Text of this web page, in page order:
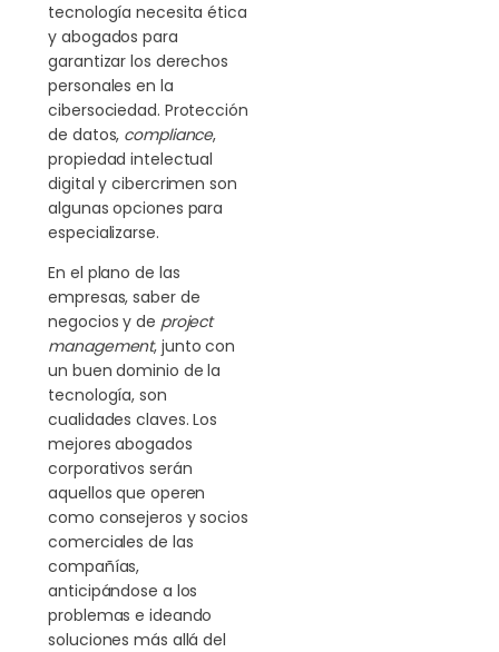
tecnología necesita ética
y abogados para
garantizar los derechos
personales en la
cibersociedad. Protección
de datos, compliance,
propiedad intelectual
digital y cibercrimen son
algunas opciones para
especializarse.
En el plano de las
empresas, saber de
negocios y de project
management, junto con
un buen dominio de la
tecnología, son
cualidades claves. Los
mejores abogados
corporativos serán
aquellos que operen
como consejeros y socios
comerciales de las
compañías,
anticipándose a los
problemas e ideando
soluciones más allá del